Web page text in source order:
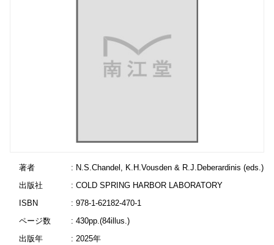
著者
: N.S.Chandel, K.H.Vousden & R.J.Deberardinis (eds.)
出版社
: COLD SPRING HARBOR LABORATORY
ISBN
: 978-1-62182-470-1
ページ数
: 430pp.(84illus.)
出版年
: 2025年